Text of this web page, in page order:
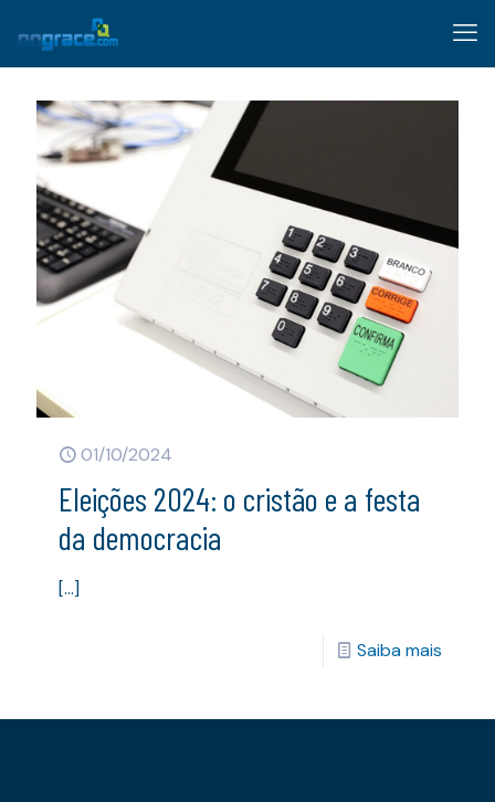
01/10/2024
Eleições 2024: o cristão e a festa
da democracia
[…]
Saiba mais